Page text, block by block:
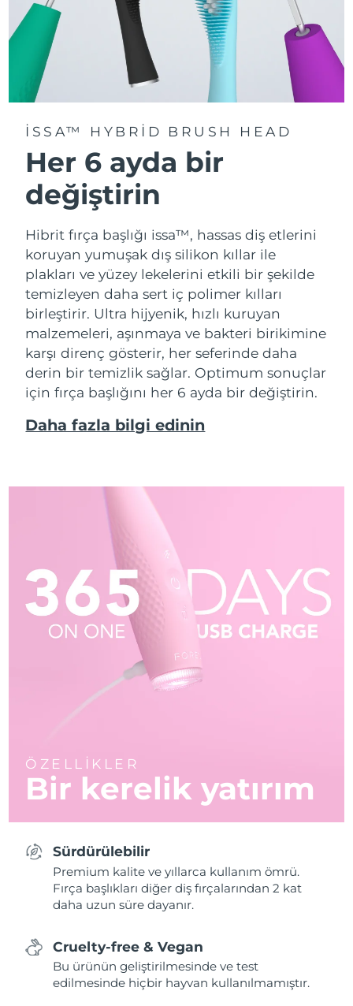
ISSA™ HYBRID BRUSH HEAD
Her 6 ayda bir
değiştirin
Hibrit fırça başlığı issa™, hassas diş etlerini
koruyan yumuşak dış silikon kıllar ile
plakları ve yüzey lekelerini etkili bir şekilde
temizleyen daha sert iç polimer kılları
birleştirir. Ultra hijyenik, hızlı kuruyan
malzemeleri, aşınmaya ve bakteri birikimine
karşı direnç gösterir, her seferinde daha
derin bir temizlik sağlar. Optimum sonuçlar
için fırça başlığını her 6 ayda bir değiştirin.
Daha fazla bilgi edinin
ÖZELLİKLER
Bir kerelik yatırım
Sürdürülebilir
Premium kalite ve yıllarca kullanım ömrü.
Fırça başlıkları diğer diş fırçalarından 2 kat
daha uzun süre dayanır.
Cruelty-free & Vegan
Bu ürünün geliştirilmesinde ve test
edilmesinde hiçbir hayvan kullanılmamıştır.